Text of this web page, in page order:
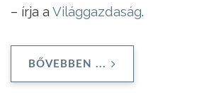
– írja a Világgazdaság.
BŐVEBBEN ...